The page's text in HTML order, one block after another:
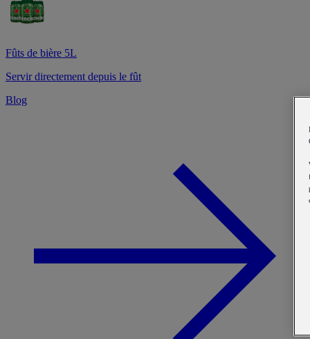
Fûts de bière 5L
Servir directement depuis le fût
Blog